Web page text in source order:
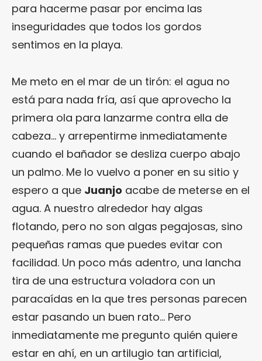
para hacerme pasar por encima las
inseguridades que todos los gordos
sentimos en la playa.
Me meto en el mar de un tirón: el agua no
está para nada fría, así que aprovecho la
primera ola para lanzarme contra ella de
cabeza… y arrepentirme inmediatamente
cuando el bañador se desliza cuerpo abajo
un palmo. Me lo vuelvo a poner en su sitio y
espero a que Juanjo acabe de meterse en el
agua. A nuestro alrededor hay algas
flotando, pero no son algas pegajosas, sino
pequeñas ramas que puedes evitar con
facilidad. Un poco más adentro, una lancha
tira de una estructura voladora con un
paracaídas en la que tres personas parecen
estar pasando un buen rato… Pero
inmediatamente me pregunto quién quiere
estar en ahí, en un artilugio tan artificial,